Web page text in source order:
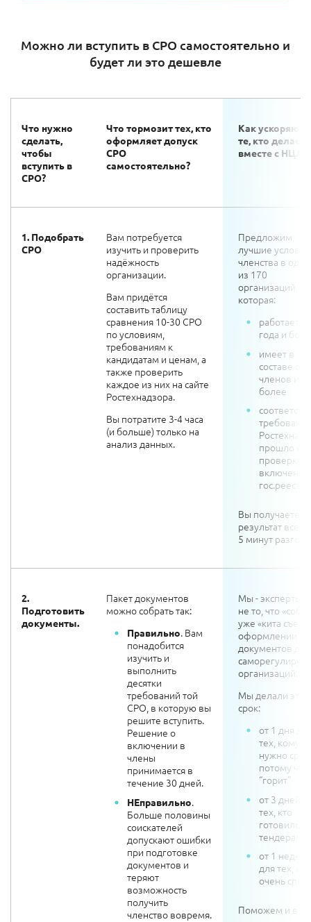
Можно ли вступить в СРО самостоятельно и
будет ли это дешевле
Что нужно
сделать,
чтобы
вступить в
СРО?
Что тормозит тех, кто
оформляет допуск
СРО
самостоятельно?
Как
те, кто делает
вместе с НЦЛ?
1. Подобрать
СРО
Вам потребуется
изучить и проверить
надёжность
организации.
Вам придётся
составить таблицу
сравнения 10-30 СРО
по условиям,
требованиям к
кандидатам и ценам, а
также проверить
каждое из них на сайте
Ростехнадзора.
Вы потратите 3-4 часа
(и больше) только на
анализ данных.
Предложим
лучшие условия
членства в
из 170
организаций,
которая:
работает
года и
имеет в
составе от
членов и
более
прошло
проверку и
включено
гос.реестр
Вы получаете
результат
5 минут
2.
Подготовить
документы.
Пакет документов
можно собрать так:
Правильно. Вам
понадобится
изучить и
выполнить
десятки
требований той
СРО, в которую вы
решите вступить.
Решение о
включении в
члены
принимается в
течение 30 дней.
НЕправильно.
Больше половины
соискателей
допускают ошибки
при подготовке
документов и
теряют
возможность
получить
членство вовремя.
Мы - эксперты
не то, что
уже «кита
оформлении
документов для
организаций.
Мы делали это
срок:
от 1 дня
тех, кому
нужно
потому что
“горит”
от 3 дней
тех, кто
готовился к
тендерам
от 1
для тех,
очень
Поможем и